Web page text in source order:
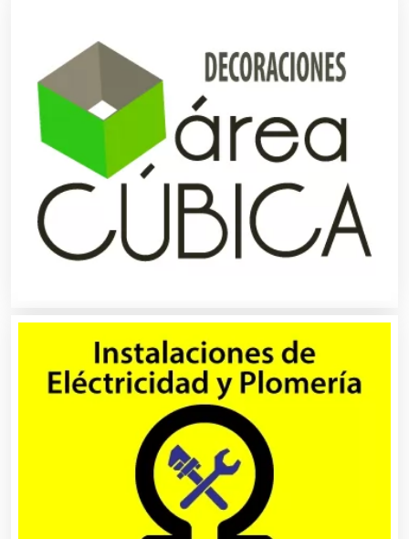
Artes Gráficas
Artesanías
Artículos de Oficina
Artículos Deportivos
Artículos Importados
Artículos para el Hogar